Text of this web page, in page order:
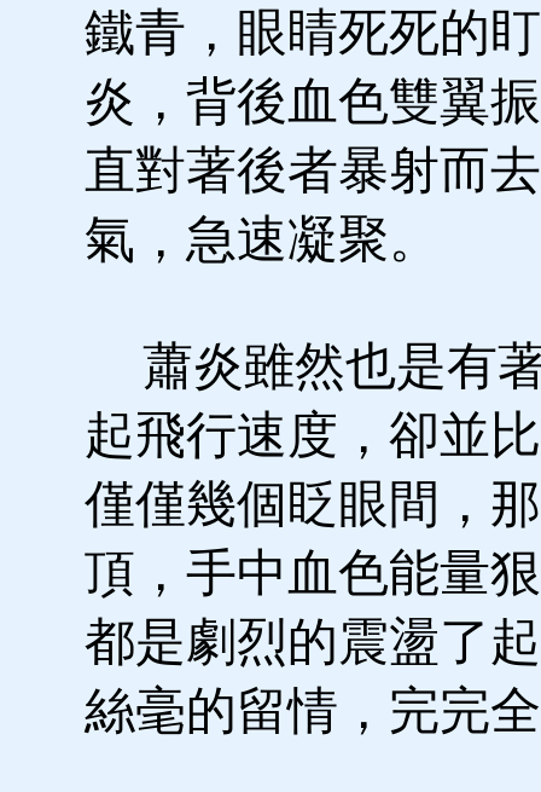
鐵青，眼睛死死的
炎，背後血色雙翼
直對著後者暴射而
氣，急速凝聚。
蕭炎雖然也是有
起飛行速度，卻並
僅僅幾個眨眼間，
頂，手中血色能量
都是劇烈的震盪了
絲毫的留情，完完